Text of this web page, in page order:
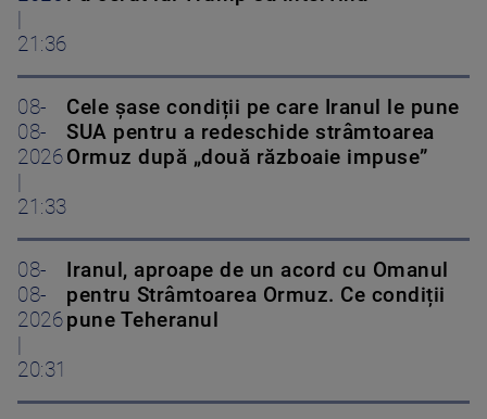
|
21:36
08-
08-
2026
|
21:33
Cele șase condiții pe care Iranul le pune
SUA pentru a redeschide strâmtoarea
Ormuz după „două războaie impuse”
08-
08-
2026
|
20:31
Iranul, aproape de un acord cu Omanul
pentru Strâmtoarea Ormuz. Ce condiții
pune Teheranul